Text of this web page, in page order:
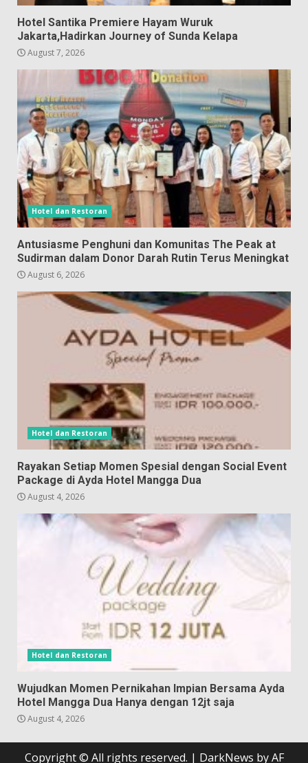
Hotel Santika Premiere Hayam Wuruk
Jakarta,Hadirkan Journey of Sunda Kelapa
August 7, 2026
Hotel dan Restoran
Antusiasme Penghuni dan Komunitas The Peak at
Sudirman dalam Donor Darah Rutin Terus Meningkat
August 6, 2026
Hotel dan Restoran
Rayakan Setiap Momen Spesial dengan Social Event
Package di Ayda Hotel Mangga Dua
August 4, 2026
Hotel dan Restoran
Wujudkan Momen Pernikahan Impian Bersama Ayda
Hotel Mangga Dua Hanya dengan 12jt saja
August 4, 2026
Copyright © All rights reserved. | DarkNews by AF